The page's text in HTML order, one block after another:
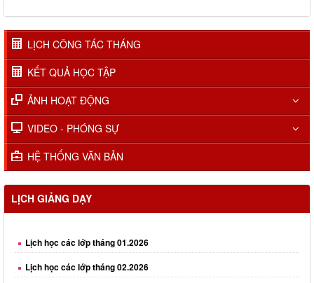
LỊCH CÔNG TÁC THÁNG
KẾT QUẢ HỌC TẬP
ẢNH HOẠT ĐỘNG
VIDEO - PHÓNG SỰ
HỆ THỐNG VĂN BẢN
LỊCH GIẢNG DẠY
Lịch học các lớp tháng 02.2026
Lịch học các lớp tháng 03.2026